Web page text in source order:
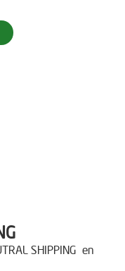
SHIPPING en